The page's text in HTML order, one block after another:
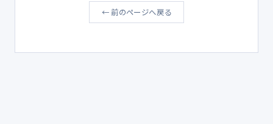
← 前のページへ戻る